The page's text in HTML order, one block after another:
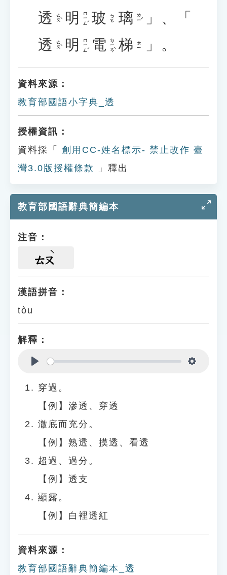
透 ㄊㄡˋ 明 ㄇㄧㄥˊ 玻 ㄅㄛ 璃 ㄌㄧˊ
」、「
透 ㄊㄡˋ 明 ㄇㄧㄥˊ 電 ㄉㄧㄢˋ 梯 ㄊㄧ 」。
資料來源：
教育部國語小字典_透
授權資訊：
資料採「
創用CC-姓名標示- 禁止改作 臺
灣3.0版授權條款
」釋出
教育部國語辭典簡編本
注音：
ㄊㄡ
漢語拼音：
tòu
解釋：
穿過。
【例】滲透、穿透
澈底而充分。
【例】熟透、摸透、看透
超過、過分。
【例】透支
顯露。
【例】白裡透紅
資料來源：
教育部國語辭典簡編本_透